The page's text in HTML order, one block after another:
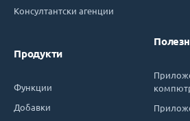
Консултантски агенции
Продукти
Функции
Добавки